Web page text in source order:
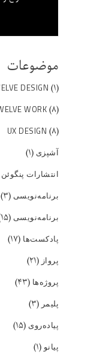
موضوعات
DESIGN (۱)
WORK (۸)
UX DESIGN (۸)
آشپزی (۱)
انتشارات
برنامه‌نویسی BACK END (۳)
برنامه‌نویسی FRONT END
پادکست‌ها (۱۷)
پرواز (۲۱)
پروژه‌ها (۴۳)
پلیمر (۳)
پیاده‌روی (۱۵)
پیانو(۱)